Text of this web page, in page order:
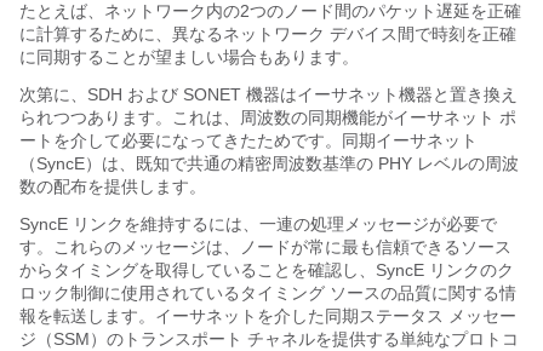
たとえば、ネットワーク内の2つのノード間のパケット遅延を正確
に計算するために、異なるネットワーク デバイス間で時刻を正確
に同期することが望ましい場合もあります。
次第に、SDH および SONET 機器はイーサネット機器と置き換え
られつつあります。これは、周波数の同期機能がイーサネット ポ
ートを介して必要になってきたためです。同期イーサネット
（SyncE）は、既知で共通の精密周波数基準の PHY レベルの周波
数の配布を提供します。
SyncE リンクを維持するには、一連の処理メッセージが必要で
す。これらのメッセージは、ノードが常に最も信頼できるソース
からタイミングを取得していることを確認し、SyncE リンクのク
ロック制御に使用されているタイミング ソースの品質に関する情
報を転送します。イーサネットを介した同期ステータス メッセー
ジ（SSM）のトランスポート チャネルを提供する単純なプロトコ